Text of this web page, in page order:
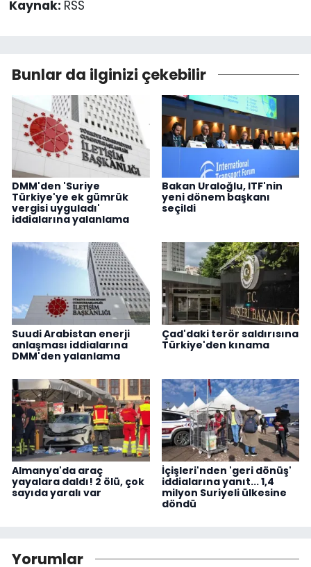
Kaynak: RSS
Bunlar da ilginizi çekebilir
DMM'den 'Suriye
Türkiye'ye ek gümrük
vergisi uyguladı'
iddialarına yalanlama
Bakan Uraloğlu, ITF'nin
yeni dönem başkanı
seçildi
Suudi Arabistan enerji
anlaşması iddialarına
DMM'den yalanlama
Çad'daki terör saldırısına
Türkiye'den kınama
Almanya'da araç
yayalara daldı! 2 ölü, çok
sayıda yaralı var
İçişleri'nden 'geri dönüş'
iddialarına yanıt... 1,4
milyon Suriyeli ülkesine
döndü
Yorumlar